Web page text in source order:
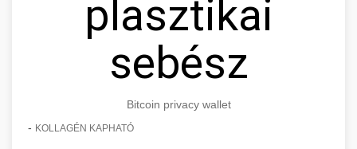
plasztikai
sebész
Bitcoin privacy wallet
- KOLLAGÉN KAPHATÓ